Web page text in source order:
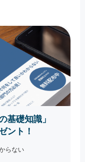
基礎知識」
ント！
らない